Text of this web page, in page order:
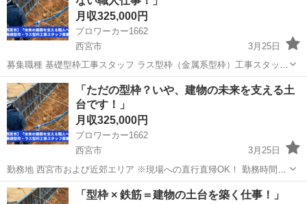
月収325,000円
プロワーカー1662
西宮市
3月25日
募集職種 基礎型枠工事スタッフ ラス型枠（金属系型枠）工事スタッフ
未経験者は基礎から学び、経験者はスキルを活かして活躍できます！
建物の土台を作る重要な仕事です！ 仕事内容 【基礎型枠工事】 建
築・土木工事に...
兵庫 西宮市 その他 未経験
「ただの型枠？いや、建物の未来を支える土
台です！」
月収325,000円
プロワーカー1662
西宮市
3月25日
勤務地 西宮市および近郊エリア ※現場への直行直帰OK！ 勤務時間
8:00〜17:00（実働8時間／休憩あり） ※現場により変動する場合あり
募集職種 基礎型枠工事スタッフ ラス型枠（金属系型枠...
兵庫 西宮市 その他 未経験
「型枠 × 鉄筋＝建物の土台を築く仕事！」